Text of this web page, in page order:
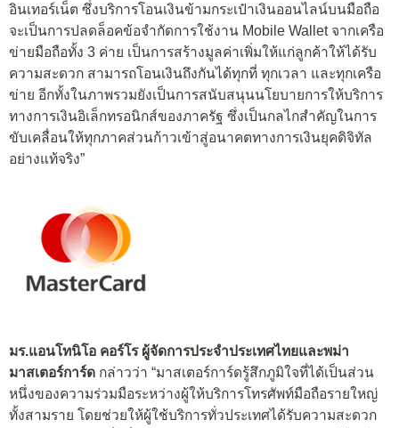
อินเทอร์เน็ต ซึ่งบริการโอนเงินข้ามกระเป๋าเงินออนไลน์บนมือถือ
จะเป็นการปลดล็อคข้อจำกัดการใช้งาน Mobile Wallet จากเครือ
ข่ายมือถือทั้ง 3 ค่าย เป็นการสร้างมูลค่าเพิ่มให้แก่ลูกค้าให้ได้รับ
ความสะดวก สามารถโอนเงินถึงกันได้ทุกที่ ทุกเวลา และทุกเครือ
ข่าย อีกทั้งในภาพรวมยังเป็นการสนับสนุนนโยบายการให้บริการ
ทางการเงินอิเล็กทรอนิกส์ของภาครัฐ ซึ่งเป็นกลไกสำคัญในการ
ขับเคลื่อนให้ทุกภาคส่วนก้าวเข้าสู่อนาคตทางการเงินยุคดิจิทัล
อย่างแท้จริง”
มร.แอนโทนิโอ คอร์โร ผู้จัดการประจำประเทศไทยและพม่า
มาสเตอร์การ์ด กล่าวว่า “มาสเตอร์การ์ดรู้สึกภูมิใจที่ได้เป็นส่วน
หนึ่งของความร่วมมือระหว่างผู้ให้บริการโทรศัพท์มือถือรายใหญ่
ทั้งสามราย โดยช่วยให้ผู้ใช้บริการทั่วประเทศได้รับความสะดวก